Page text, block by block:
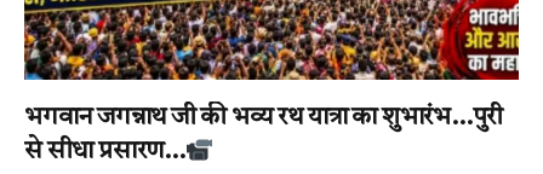
भगवान जगन्नाथ जी की भव्य रथ यात्रा का शुभारंभ…पुरी
से सीधा प्रसारण…